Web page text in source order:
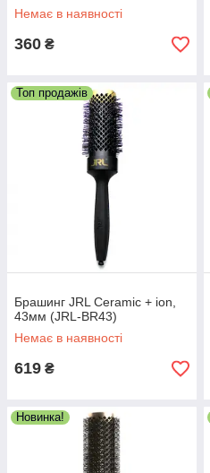
Немає в наявності
360 ₴
Топ продажів
Брашинг JRL Ceramic + ion,
43мм (JRL-BR43)
Немає в наявності
619 ₴
Новинка!